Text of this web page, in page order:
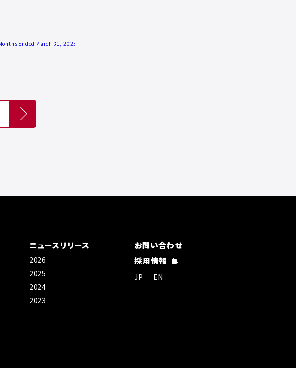
Ended March 31, 2025
ニュースリリース
2026
2025
2024
2023
お問い合わせ
採用情報
JP EN